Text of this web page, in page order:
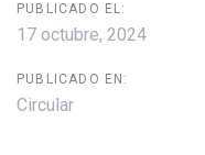
PUBLICADO EL:
17 octubre, 2024
PUBLICADO EN:
Circular